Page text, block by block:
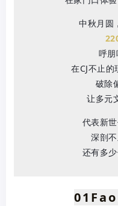
中秋月圆
呼
在CJ不止
破除
让多元
代表新
深剖
还有多